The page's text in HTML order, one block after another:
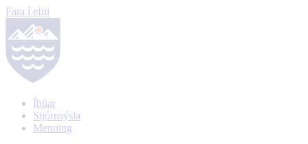
Fara í efni
Íbúar
Stjórnsýsla
Menning